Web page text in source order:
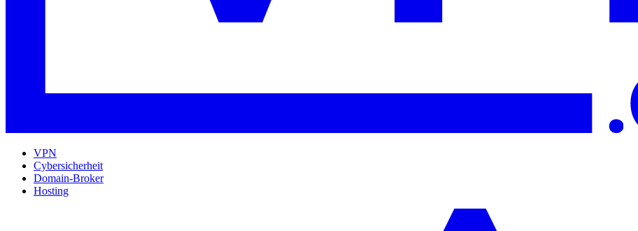
VPN
Cybersicherheit
Domain-Broker
Hosting